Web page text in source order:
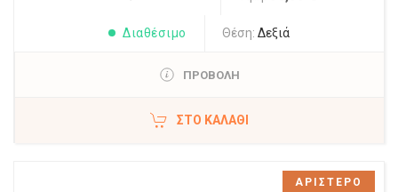
Διαθέσιμο Θέση: Δεξιά
ΠΡΟΒΟΛΗ
ΣΤΟ ΚΑΛΆΘΙ
ΑΡΙΣΤΕΡΟ